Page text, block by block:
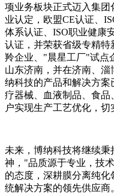
项业务板块正式迈入集
业认定，欧盟CE认证、
体系认证、ISO职业健康
认证，并荣获省级专精
羚企业、"晨星工厂"试点
山东济南，并在济南、
纳科技的产品和解决方
疗器械、血液制品、食
户实现生产工艺优化，切
未来，博纳科技将继续
神，"品质源于专业，技
的态度，深耕膜分离纯
统解决方案的领先供应商